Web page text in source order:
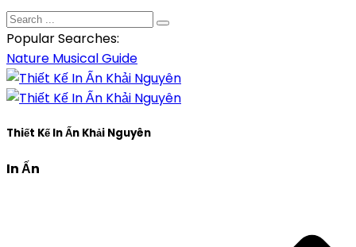
Popular Searches:
Nature MusicalGuide
Thiết Kế In Ấn Khải Nguyên
In Ấn